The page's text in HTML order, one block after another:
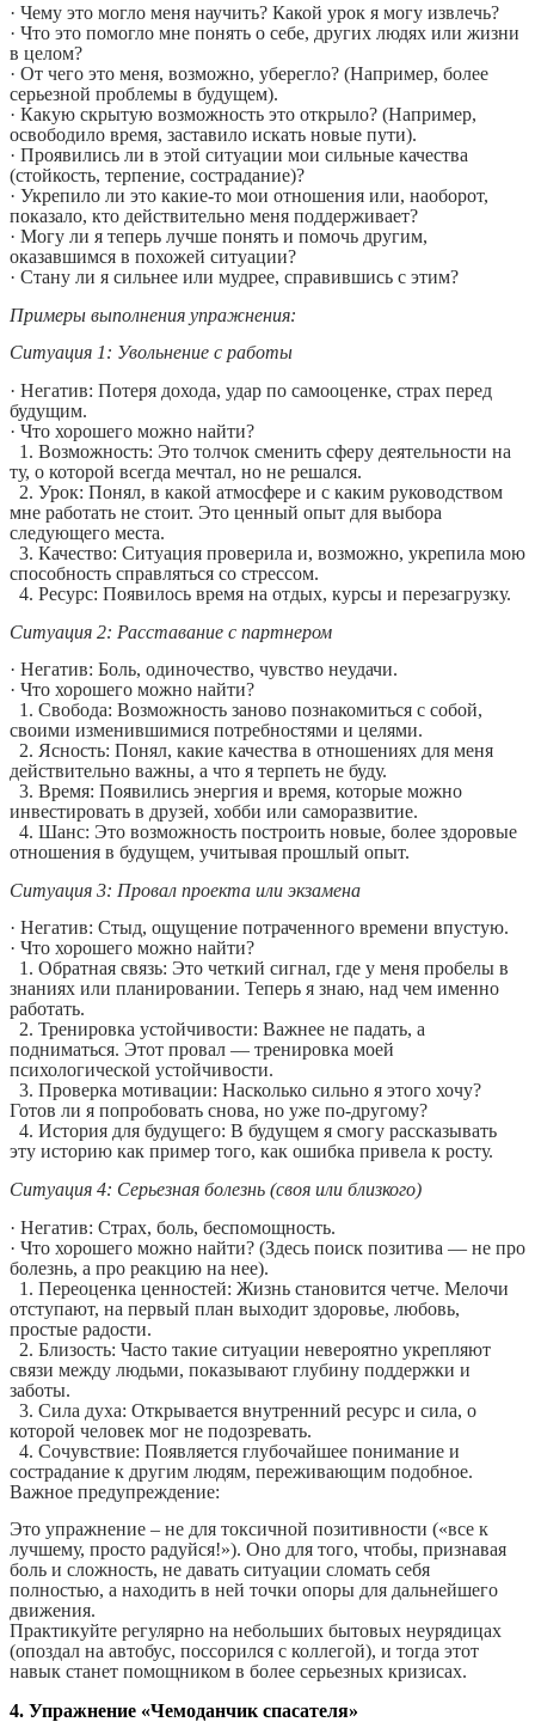
· Чему это могло меня научить? Какой урок я могу извлечь?
· Что это помогло мне понять о себе, других людях или жизни
в целом?
· От чего это меня, возможно, уберегло? (Например, более
серьезной проблемы в будущем).
· Какую скрытую возможность это открыло? (Например,
освободило время, заставило искать новые пути).
· Проявились ли в этой ситуации мои сильные качества
(стойкость, терпение, сострадание)?
· Укрепило ли это какие-то мои отношения или, наоборот,
показало, кто действительно меня поддерживает?
· Могу ли я теперь лучше понять и помочь другим,
оказавшимся в похожей ситуации?
· Стану ли я сильнее или мудрее, справившись с этим?
Примеры выполнения упражнения:
Ситуация 1: Увольнение с работы
· Негатив: Потеря дохода, удар по самооценке, страх перед
будущим.
· Что хорошего можно найти?
1. Возможность: Это толчок сменить сферу деятельности на
ту, о которой всегда мечтал, но не решался.
2. Урок: Понял, в какой атмосфере и с каким руководством
мне работать не стоит. Это ценный опыт для выбора
следующего места.
3. Качество: Ситуация проверила и, возможно, укрепила мою
способность справляться со стрессом.
4. Ресурс: Появилось время на отдых, курсы и перезагрузку.
Ситуация 2: Расставание с партнером
· Негатив: Боль, одиночество, чувство неудачи.
· Что хорошего можно найти?
1. Свобода: Возможность заново познакомиться с собой,
своими изменившимися потребностями и целями.
2. Ясность: Понял, какие качества в отношениях для меня
действительно важны, а что я терпеть не буду.
3. Время: Появились энергия и время, которые можно
инвестировать в друзей, хобби или саморазвитие.
4. Шанс: Это возможность построить новые, более здоровые
отношения в будущем, учитывая прошлый опыт.
Ситуация 3: Провал проекта или экзамена
· Негатив: Стыд, ощущение потраченного времени впустую.
· Что хорошего можно найти?
1. Обратная связь: Это четкий сигнал, где у меня пробелы в
знаниях или планировании. Теперь я знаю, над чем именно
работать.
2. Тренировка устойчивости: Важнее не падать, а
подниматься. Этот провал — тренировка моей
психологической устойчивости.
3. Проверка мотивации: Насколько сильно я этого хочу?
Готов ли я попробовать снова, но уже по-другому?
4. История для будущего: В будущем я смогу рассказывать
эту историю как пример того, как ошибка привела к росту.
Ситуация 4: Серьезная болезнь (своя или близкого)
· Негатив: Страх, боль, беспомощность.
· Что хорошего можно найти? (Здесь поиск позитива — не про
болезнь, а про реакцию на нее).
1. Переоценка ценностей: Жизнь становится четче. Мелочи
отступают, на первый план выходит здоровье, любовь,
простые радости.
2. Близость: Часто такие ситуации невероятно укрепляют
связи между людьми, показывают глубину поддержки и
заботы.
3. Сила духа: Открывается внутренний ресурс и сила, о
которой человек мог не подозревать.
4. Сочувствие: Появляется глубочайшее понимание и
сострадание к другим людям, переживающим подобное.
Важное предупреждение:
Это упражнение – не для токсичной позитивности («все к
лучшему, просто радуйся!»). Оно для того, чтобы, признавая
боль и сложность, не давать ситуации сломать себя
полностью, а находить в ней точки опоры для дальнейшего
движения.
Практикуйте регулярно на небольших бытовых неурядицах
(опоздал на автобус, поссорился с коллегой), и тогда этот
навык станет помощником в более серьезных кризисах.
4. Упражнение «Чемоданчик спасателя»